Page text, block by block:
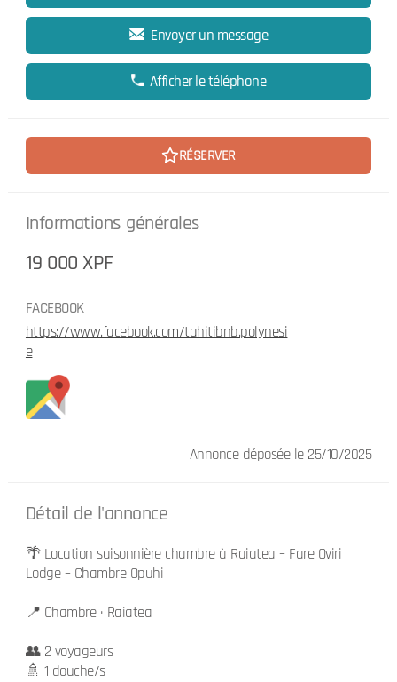
Envoyer un message
Afficher le téléphone
RÉSERVER
Informations générales
19 000 XPF
FACEBOOK
https://www.facebook.com/tahitibnb.polynesi
e
Annonce déposée le 25/10/2025
Détail de l'annonce
🌴 Location saisonnière chambre à Raiatea – Fare Oviri
Lodge – Chambre Opuhi
📍 Chambre · Raiatea
👥 2 voyageurs
🚿 1 douche/s